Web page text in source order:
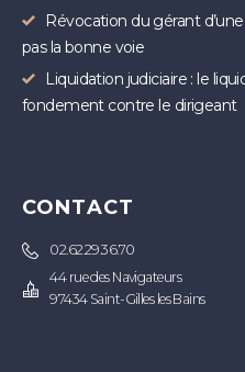
Révocation du gérant
pas la bonne voie
Liquidation judiciaire : le
fondement contre le dirigeant
CONTACT
02.62.29.36.70
44 rue des Navigateurs
97434 Saint-Gilles les Bains